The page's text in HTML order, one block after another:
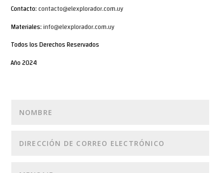
Contacto:contacto@elexplorador.com.uy
Materiales:info@elexplorador.com.uy
Todos los Derechos Reservados
Año 2024